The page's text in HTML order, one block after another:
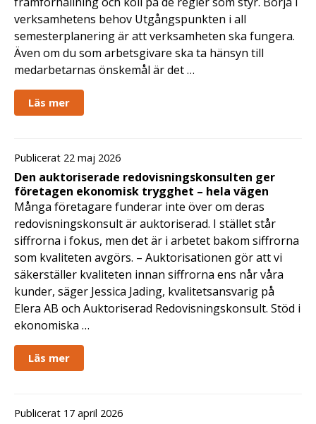
verksamhetens behov Utgångspunkten i all
semesterplanering är att verksamheten ska fungera.
Även om du som arbetsgivare ska ta hänsyn till
medarbetarnas önskemål är det …
Läs mer
Publicerat 22 maj 2026
Den auktoriserade redovisningskonsulten ger
företagen ekonomisk trygghet – hela vägen
Många företagare funderar inte över om deras
redovisningskonsult är auktoriserad. I stället står
siffrorna i fokus, men det är i arbetet bakom siffrorna
som kvaliteten avgörs. – Auktorisationen gör att vi
säkerställer kvaliteten innan siffrorna ens når våra
kunder, säger Jessica Jading, kvalitetsansvarig på
Elera AB och Auktoriserad Redovisningskonsult. Stöd i
ekonomiska …
Läs mer
Publicerat 17 april 2026